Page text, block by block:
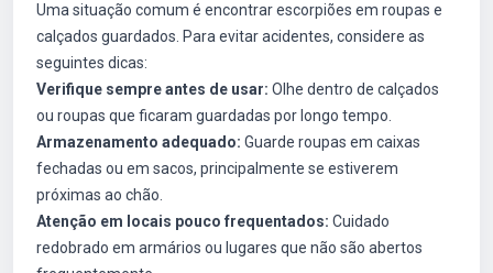
Uma situação comum é encontrar escorpiões em roupas e
calçados guardados. Para evitar acidentes, considere as
seguintes dicas:
Verifique sempre antes de usar: Olhe dentro de calçados
ou roupas que ficaram guardadas por longo tempo.
Armazenamento adequado: Guarde roupas em caixas
fechadas ou em sacos, principalmente se estiverem
próximas ao chão.
Atenção em locais pouco frequentados: Cuidado
redobrado em armários ou lugares que não são abertos